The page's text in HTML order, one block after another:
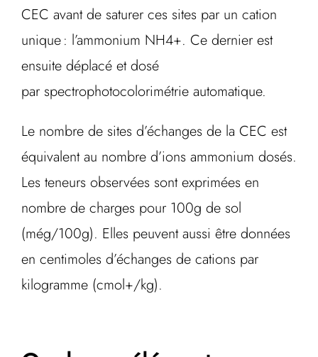
CEC avant de saturer ces sites par un cation
unique : l’ammonium NH4+. Ce dernier est
ensuite déplacé et dosé
par spectrophotocolorimétrie automatique.
Le nombre de sites d’échanges de la CEC est
équivalent au nombre d’ions ammonium dosés.
Les teneurs observées sont exprimées en
nombre de charges pour 100g de sol
(még/100g). Elles peuvent aussi être données
en centimoles d’échanges de cations par
kilogramme (cmol+/kg).